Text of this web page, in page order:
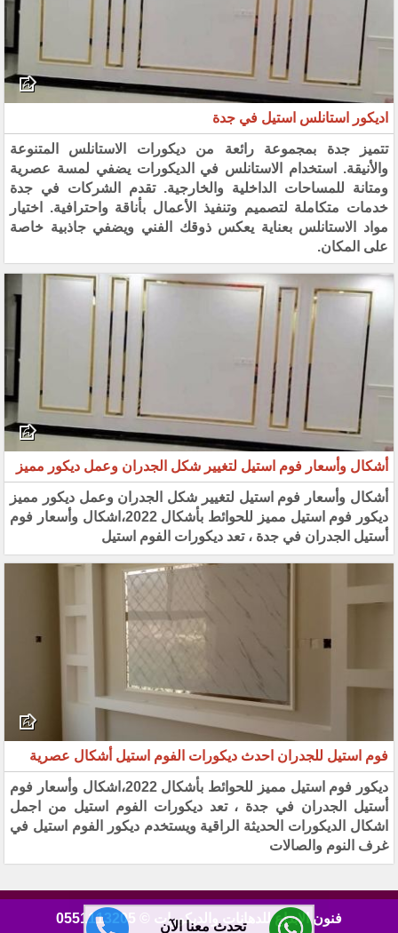
تحدث معنا الآن
اديكور استانلس استيل في جدة
تتميز جدة بمجموعة رائعة من ديكورات الاستانلس المتنوعة
والأنيقة. استخدام الاستانلس في الديكورات يضفي لمسة عصرية
ومتانة للمساحات الداخلية والخارجية. تقدم الشركات في جدة
خدمات متكاملة لتصميم وتنفيذ الأعمال بأناقة واحترافية. اختيار
مواد الاستانلس بعناية يعكس ذوقك الفني ويضفي جاذبية خاصة
على المكان.
أشكال وأسعار فوم استيل لتغيير شكل الجدران وعمل ديكور مميز
أشكال وأسعار فوم استيل لتغيير شكل الجدران وعمل ديكور مميز
ديكور فوم استيل مميز للحوائط بأشكال 2022،اشكال وأسعار فوم
أستيل الجدران في جدة ، تعد ديكورات الفوم استيل
فوم استيل للجدران احدث ديكورات الفوم استيل أشكال عصرية
ديكور فوم استيل مميز للحوائط بأشكال 2022،اشكال وأسعار فوم
أستيل الجدران في جدة ، تعد ديكورات الفوم استيل من اجمل
اشكال الديكورات الحديثة الراقية ويستخدم ديكور الفوم استيل في
غرف النوم والصالات
فنون الابداع للدهانات والديكورات © 0551113205